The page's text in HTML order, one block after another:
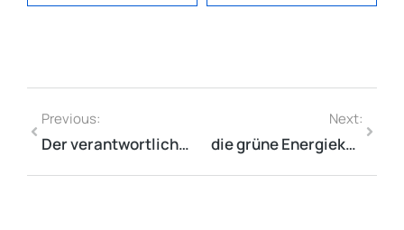
Previous:
Der verantwortliche Arbeitgeber hinter der Marke DIADEM®
Next:
die grüne Energiekostensenkung